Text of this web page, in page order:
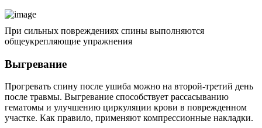
При сильных повреждениях спины выполняются
общеукрепляющие упражнения
Выгревание
Прогревать спину после ушиба можно на второй-третий день
после травмы. Выгревание способствует рассасыванию
гематомы и улучшению циркуляции крови в поврежденном
участке. Как правило, применяют компрессионные накладки.